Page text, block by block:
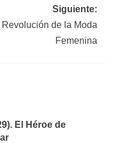
Siguiente:
de la Moda
Femenina
El Héroe de